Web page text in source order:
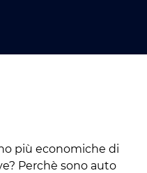
più economiche di
Perchè sono auto